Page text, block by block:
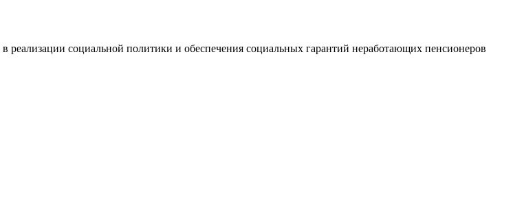
реализации социальной политики и обеспечения социальных гарантий неработающих пенсионеров